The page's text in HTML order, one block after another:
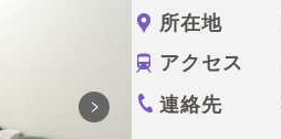
所在地
アクセス
連絡先